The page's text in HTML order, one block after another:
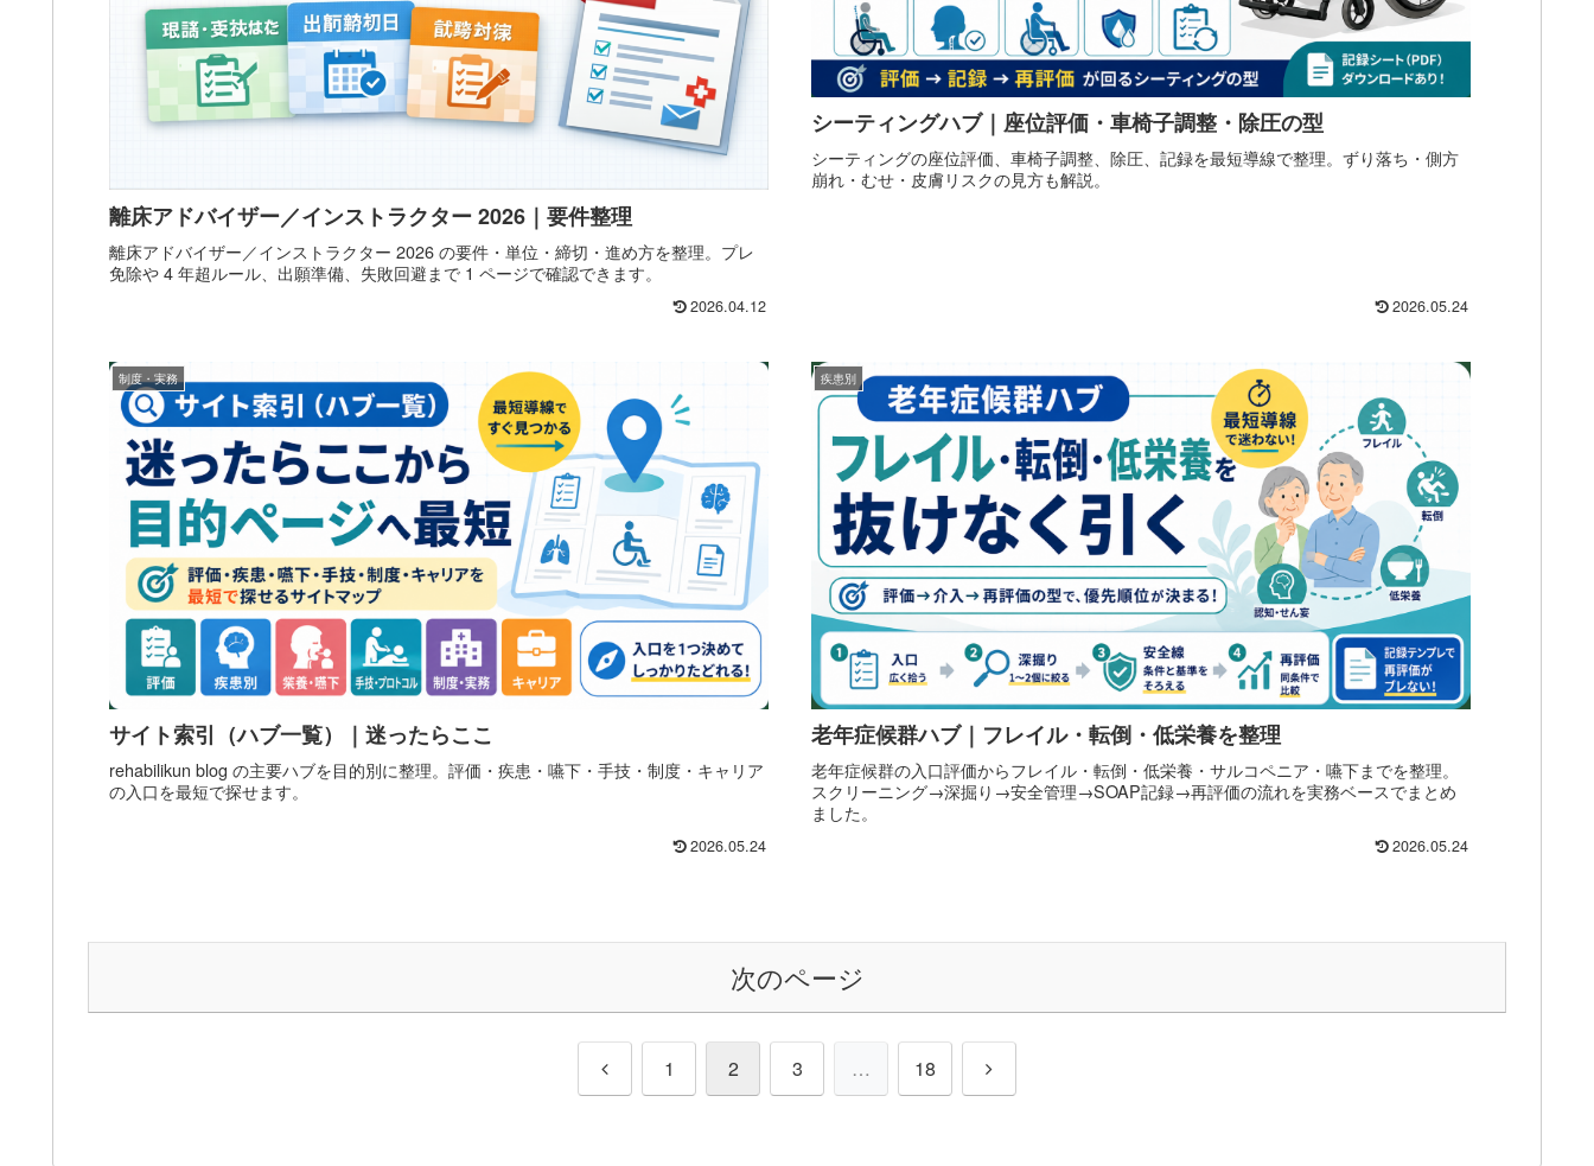
離床アドバイザー／インストラクター 2026｜要件整理
離床アドバイザー／インストラクター 2026 の要件・単位・締切・進め方を整理。プレ
免除や 4 年超ルール、出願準備、失敗回避まで 1 ページで確認できます。
2026.04.12
シーティングハブ｜座位評価・車椅子調整・除圧の型
シーティングの座位評価、車椅子調整、除圧、記録を最短導線で整理。ずり落ち・側方
崩れ・むせ・皮膚リスクの見方も解説。
2026.05.24
制度・実務
サイト索引（ハブ一覧）｜迷ったらここ
rehabilikun blog の主要ハブを目的別に整理。評価・疾患・嚥下・手技・制度・キャリア
の入口を最短で探せます。
2026.05.24
疾患別
老年症候群ハブ｜フレイル・転倒・低栄養を整理
老年症候群の入口評価からフレイル・転倒・低栄養・サルコペニア・嚥下までを整理。
スクリーニング→深掘り→安全管理→SOAP記録→再評価の流れを実務ベースでまとめ
ました。
2026.05.24
次のページ
前
1 2 3 … 18
次